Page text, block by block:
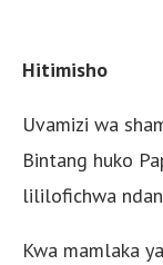
Hitimisho
Uvamizi wa
Bintang huko
lililofichwa
Kwa mamlaka